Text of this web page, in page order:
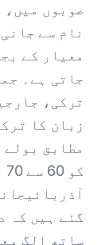
صوبوں
نام سے
معیار کے
جاتی ہے۔
ترکی،
زبان کا
مطابق
گئے ہیں کہ
ساتھ الگ